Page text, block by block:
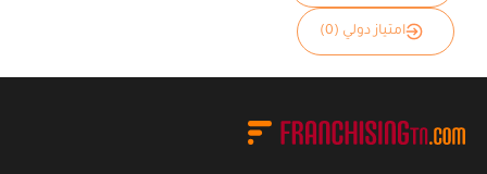
امتياز دولي (0)